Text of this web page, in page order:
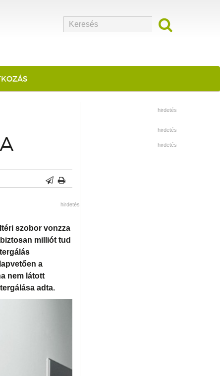
hirdetés
szobor vonzza
milliót tud
a
nem látott
adta.
hirdetés
hirdetés
hirdetés